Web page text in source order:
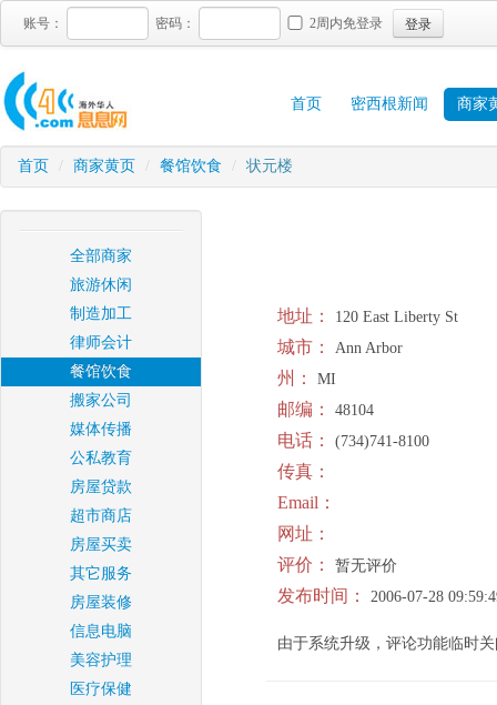
账号： 密码： 2周内免登录 登录
首页 密西根新闻 商家
首页 / 商家黄页 / 餐馆饮食 / 状元楼
全部商家
旅游休闲
制造加工
律师会计
餐馆饮食
搬家公司
媒体传播
公私教育
房屋贷款
超市商店
房屋买卖
其它服务
房屋装修
信息电脑
美容护理
医疗保健
地址： 120 East Liberty St
城市： Ann Arbor
州： MI
邮编： 48104
电话： (734)741-8100
传真：
Email：
网址：
评价：
暂无评价
发布时间： 2006-07-28
由于系统升级，评论功能临时